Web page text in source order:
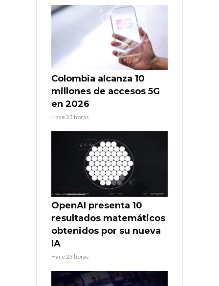
Colombia alcanza 10
millones de accesos 5G
en 2026
Hace 23 horas
OpenAI presenta 10
resultados matemáticos
obtenidos por su nueva
IA
Hace 23 horas